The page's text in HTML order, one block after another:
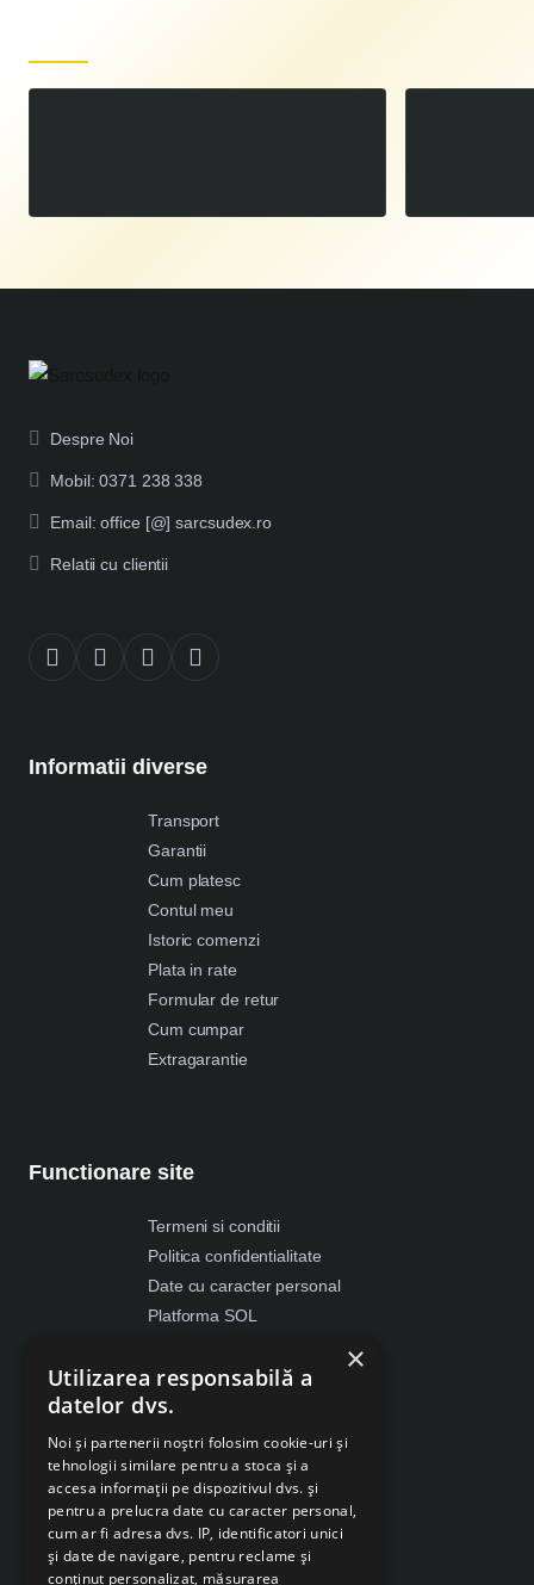
Despre Noi
Mobil: 0371 238 338
Email: office [@] sarcsudex.ro
Relatii cu clientii
Informatii diverse
Transport
Garantii
Cum platesc
Contul meu
Istoric comenzi
Plata in rate
Formular de retur
Cum cumpar
Extragarantie
Functionare site
Termeni si conditii
Politica confidentialitate
Date cu caracter personal
Platforma SOL
Despre Cookies
Retragere din contract
×
Utilizarea responsabilă a
datelor dvs.
Noi și partenerii noștri folosim cookie-uri și
tehnologii similare pentru a stoca și a
accesa informații pe dispozitivul dvs. și
pentru a prelucra date cu caracter personal,
cum ar fi adresa dvs. IP, identificatori unici
și date de navigare, pentru reclame și
conținut personalizat, măsurarea